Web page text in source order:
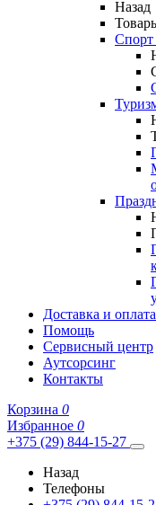
Назад
Спорт
Доставка и оплата
Помощь
Сервисный центр
Аутсорсинг
Контакты
Корзина 0
Избранное 0
+375 (29) 844-15-27
Назад
Телефоны